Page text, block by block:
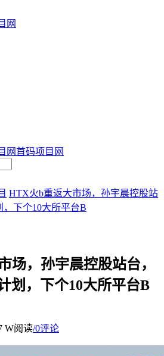
首码项目网
HTX火b重返大市场，孙宇晨控股站
下个10大所平台B
场，孙宇晨控股站台，
划，下个10大所平台B
W阅读/0评论